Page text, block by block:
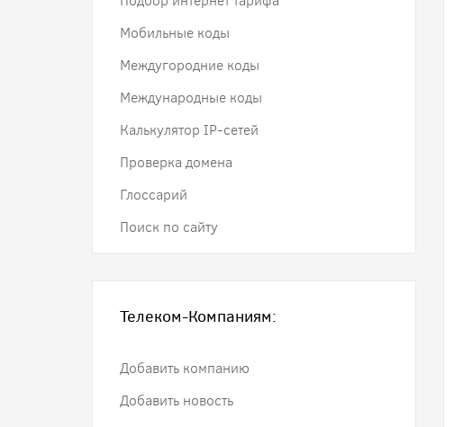
Мобильные коды
Междугородние коды
Международные коды
Калькулятор IP-сетей
Проверка домена
Глоссарий
Поиск по сайту
Телеком-Компаниям:
Добавить компанию
Добавить новость